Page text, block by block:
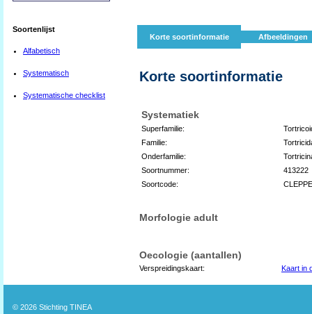
Soortenlijst
Alfabetisch
Systematisch
Systematische checklist
Korte soortinformatie Afbeeldingen
Korte soortinformatie
Systematiek
Superfamilie:
Familie:
Onderfamilie:
Soortnummer:
413222
Soortcode:
Morfologie adult
Oecologie (aantallen)
Verspreidingskaart: Kaart in
© 2026 Stichting TINEA